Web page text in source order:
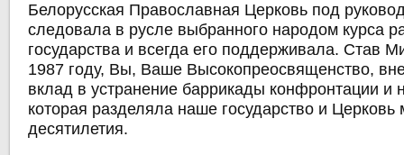
Белорусская Православная Церковь под
следовала в русле выбранного народом курса
государства и всегда его поддерживала. Став
1987 году, Вы, Ваше Высокопреосвященство,
вклад в устранение баррикады конфронтации и
которая разделяла наше государство и Церковь
десятилетия.